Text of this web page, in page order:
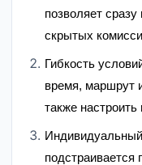
позволяет
скрытых
Гибкость
время, маршрут
также
подстраивается